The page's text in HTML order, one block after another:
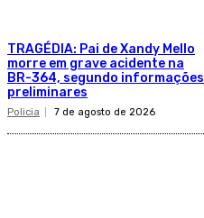
TRAGÉDIA: Pai de Xandy Mello
morre em grave acidente na
BR-364, segundo informações
preliminares
Policia 7 de agosto de 2026